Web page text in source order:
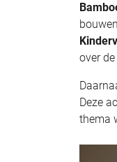
over
Deze
thema